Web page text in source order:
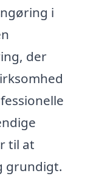
i
der
til at
grundigt.